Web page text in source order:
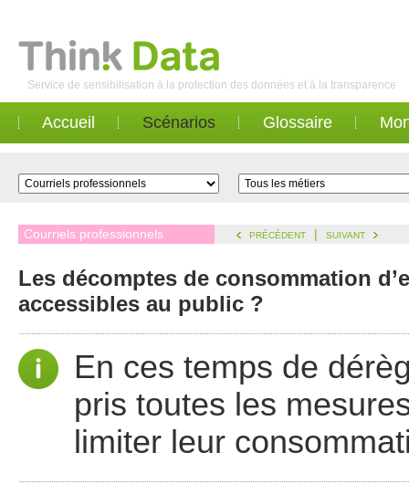
Service de sensibilisation à la protection des données et à la transparence
Accueil Scénarios Glossaire
Courriels professionnels PRÉCÉDENT | SUIVANT
Les décomptes de consommation
accessibles au public ?
En ces temps de
pris toutes les
limiter leur